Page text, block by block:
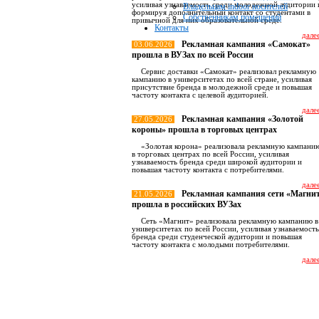
Владельцам indoor носителей
Собственникам помещений
Контакты
усиливая узнаваемость среди молодежной аудитории
формируя дополнительный контакт со студентами в
привычной для них образовательной среде.
03.06.2026
Рекламная кампания «Самокат»
прошла в ВУЗах по всей России
Сервис доставки «Самокат» реализовал рекламную
кампанию в университетах по всей стране, усиливая
присутствие бренда в молодежной среде и повышая
частоту контакта с целевой аудиторией.
27.05.2026
Рекламная кампания «Золотой
короны» прошла в торговых центрах
«Золотая корона» реализовала рекламную
в торговых центрах по всей России, усиливая
узнаваемость бренда среди широкой аудитории и
повышая частоту контакта с потребителями.
21.05.2026
Рекламная кампания сети
прошла в российских ВУЗах
Сеть «Магнит» реализовала рекламную кампанию в
университетах по всей России, усиливая узнаваемость
бренда среди студенческой аудитории и повышая
частоту контакта с молодыми потребителями.